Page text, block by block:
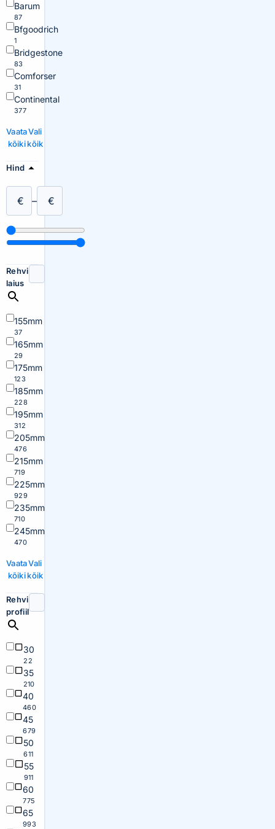
Barum
87
Bfgoodrich
1
Bridgestone
83
Comforser
31
Continental
377
Vaata
kõiki
Vali
kõik
Hind
€ – €
Rehvi
laius
155mm
37
165mm
29
175mm
123
185mm
228
195mm
312
205mm
476
215mm
719
225mm
929
235mm
710
245mm
470
Vaata
kõiki
Vali
kõik
Rehvi
profiil
30
22
35
210
40
460
45
679
50
611
55
911
60
775
65
993